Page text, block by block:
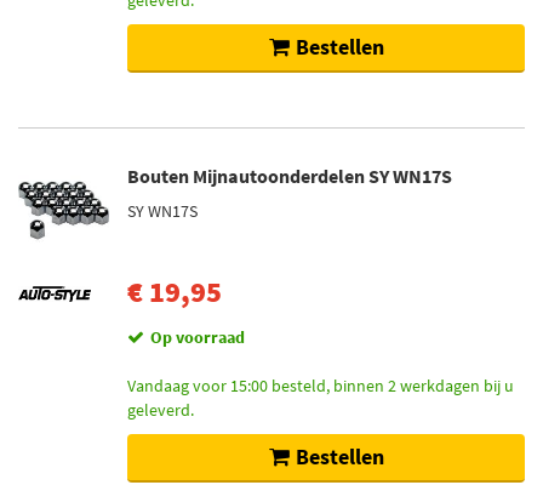
Bestellen
Bouten Mijnautoonderdelen SY WN17S
SY WN17S
€ 19,95
Op voorraad
Vandaag voor 15:00 besteld, binnen 2 werkdagen bij u
geleverd.
Bestellen